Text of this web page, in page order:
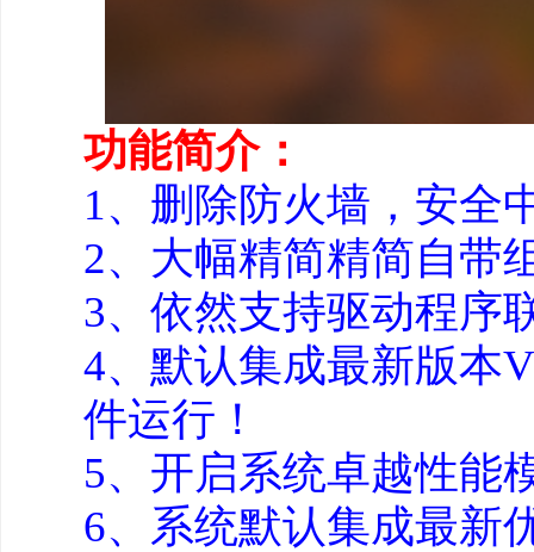
功能简介：
1、删除防火墙，安全
2、大幅精简精简自带
3、依然支持驱动程序
4、默认集成最新版本
件运行！
5、开启系统卓越性能
6、系统默认集成最新